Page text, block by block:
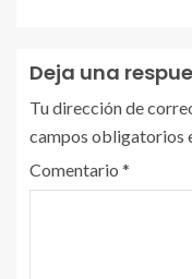
Deja una
Tu dirección de
campos obligatorios
Comentario *